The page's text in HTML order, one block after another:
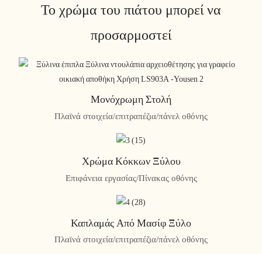
Το χρώμα του πιάτου μπορεί να
προσαρμοστεί
Μονόχρωμη Στολή
Πλαϊνά στοιχεία/επιτραπέζια/πάνελ οθόνης
Χρώμα Κόκκων Ξύλου
Επιφάνεια εργασίας/Πίνακας οθόνης
Καπλαμάς Από Μασίφ Ξύλο
Πλαϊνά στοιχεία/επιτραπέζια/πάνελ οθόνης